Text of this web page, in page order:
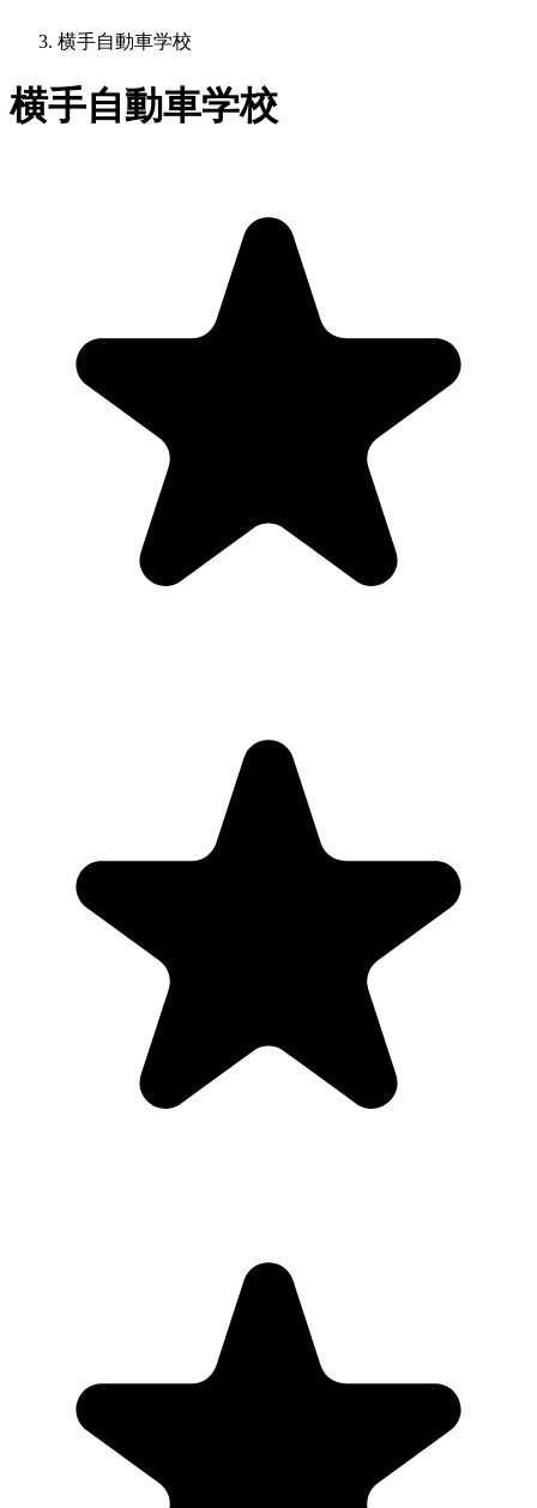
横手自動車学校
横手自動車学校